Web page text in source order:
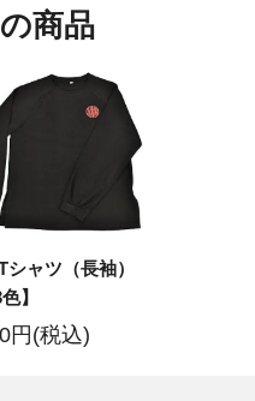
商品
シャツ（長袖）
】
円(税込)